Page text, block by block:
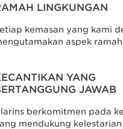
LINGKUNGAN
kemasan yang kami
aspek
YANG
JAWAB
berkomitmen pada
mendukung kelestarian